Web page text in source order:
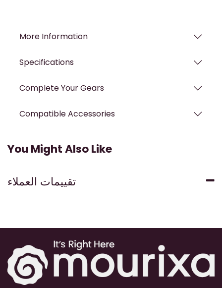
More Information
Specifications
Complete Your Gears
Compatible Accessories
You Might Also Like
تقييمات العملاء